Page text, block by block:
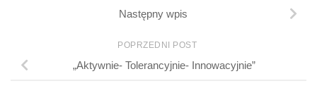
Następny wpis
POPRZEDNI POST
„Aktywnie- Tolerancyjnie- Innowacyjnie”